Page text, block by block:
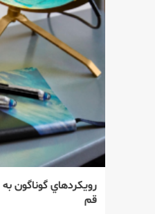
رويكردهاي گوناگون
قم